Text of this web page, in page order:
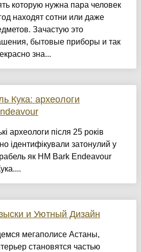
которую нужна пара человек
находят сотни или даже
Зачастую это
бытовые приборы и так
зна...
Кука: археологи
археологи після 25 років
ідентифікували затонулий у
як HM Bark Endeavour
и Уютный Дизайн
мегаполисе Астаны,
становятся частью